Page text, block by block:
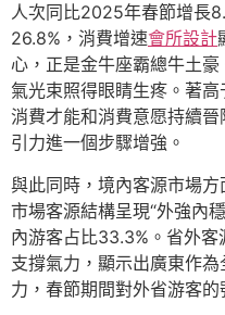
人次同比2025年春節增長
26.8%，消費增速會所設計
心，正是金牛座霸總牛土
氣光束照得眼睛生疼。著
消費才能和消費意愿持續
引力進一個步驟增強。
與此同時，境內客源市場
市場客源結構呈現“外強內
內游客占比33.3%。省外
支撐氣力，顯示出廣東作
力，春節期間對外省游客的